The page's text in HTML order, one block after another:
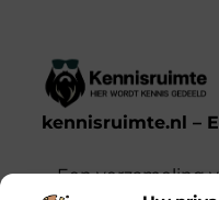
kennisruimte.nl –
Een verzameling